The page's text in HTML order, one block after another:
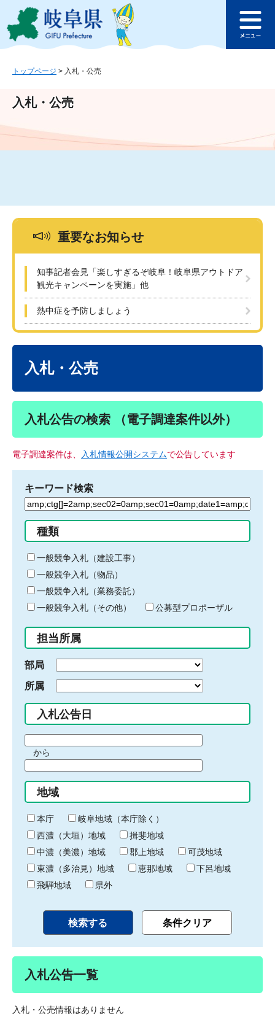
ジ
ュ
文
このページの本文へ
ュ
トップページ > 入札・公売
入札・公売
重要なお知らせ
知事記者会見「楽しすぎるぞ岐阜！岐阜県アウトドア
観光キャンペーンを実施」他
熱中症を予防しましょう
入札・公売
入札公告の検索 （電子調達案件以外）
電子調達案件は、 入札情報公開システムで公告しています
キーワード検索
検
る
キ
ー
ワ
ー
ド
入
力
種類
一般競争入札（建設工事）
一般競争入札（物品）
一般競争入札（業務委託）
一般競争入札（その他）
公募型プロポーザル
担当所属
部局
所属
入札公告日
間
始
り
から
間
終
わ
り
地域
本庁
岐阜地域（本庁除く）
西濃（大垣）地域
揖斐地域
中濃（美濃）地域
郡上地域
可茂地域
東濃（多治見）地域
恵那地域
下呂地域
飛騨地域
県外
入札公告一覧
入札・公売情報はありません